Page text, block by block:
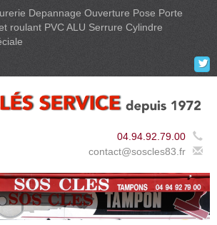
Depannage Ouverture Pose Porte
roulant PVC ALU Serrure Cylindre

04.94.92.79.00
contact@soscles83.fr